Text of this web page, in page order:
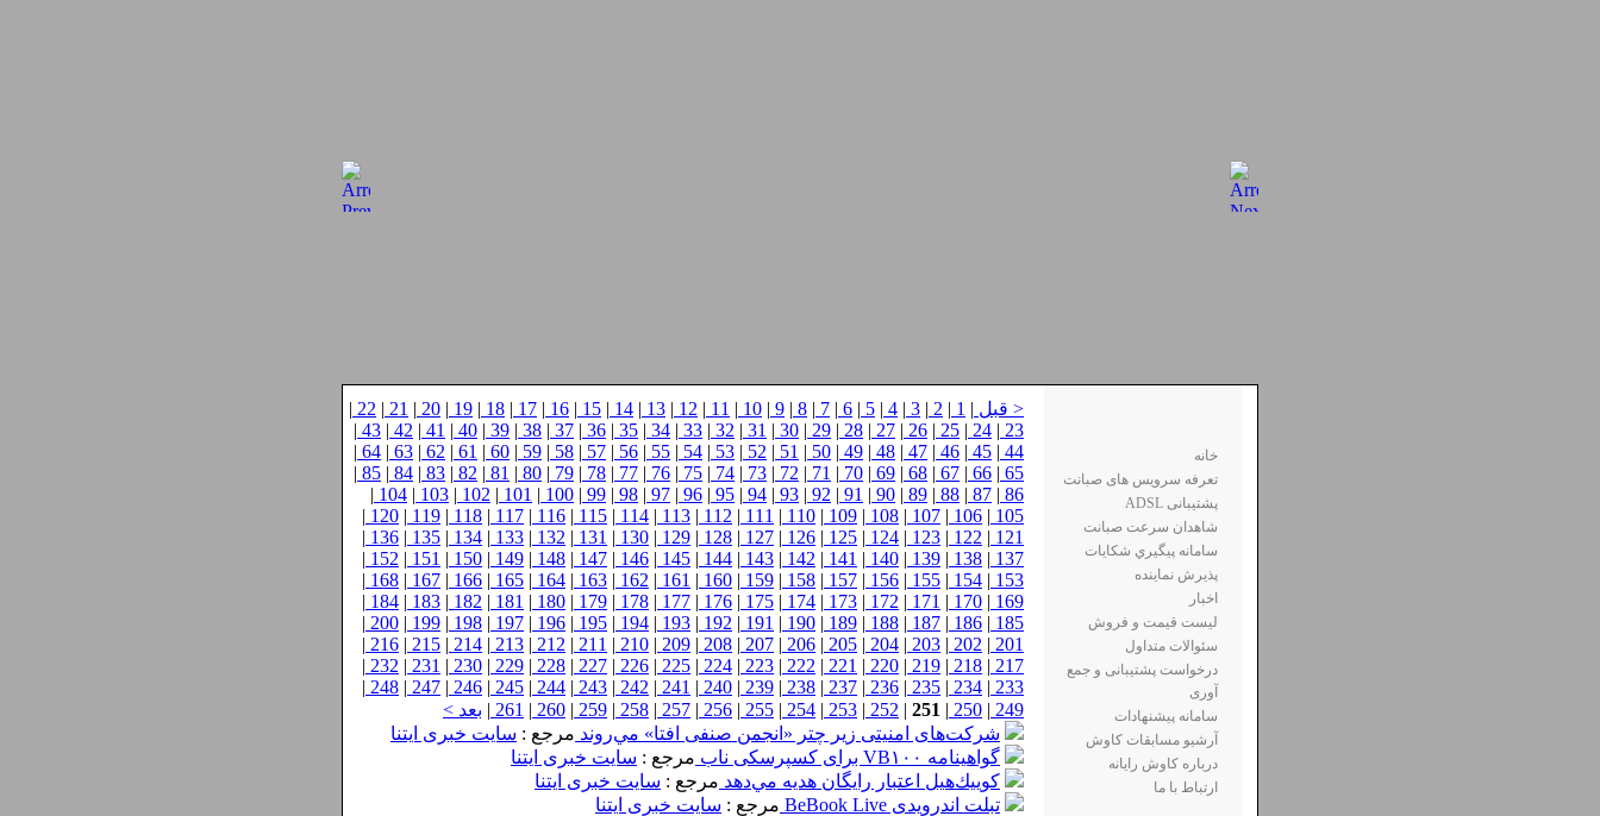
< قبل |
1
|
2
|
3
|
4
|
5
|
6
|
7
|
8
|
9
|
10
|
11
|
12
|
13
|
14
|
15
|
16
|
17
|
18
|
19
|
20
|
21
|
22
|
23
|
24
|
25
|
26
|
27
|
28
|
29
|
30
|
31
|
32
|
33
|
34
|
35
|
36
|
37
|
38
|
39
|
40
|
41
|
42
|
43
|
44
|
45
|
46
|
47
|
48
|
49
|
50
|
51
|
52
|
53
|
54
|
55
|
56
|
57
|
58
|
59
|
60
|
61
|
62
|
63
|
64
|
65
|
66
|
67
|
68
|
69
|
70
|
71
|
72
|
73
|
74
|
75
|
76
|
77
|
78
|
79
|
80
|
81
|
82
|
83
|
84
|
85
|
86
|
87
|
88
|
89
|
90
|
91
|
92
|
93
|
94
|
95
|
96
|
97
|
98
|
99
|
100
|
101
|
102
|
103
|
104
|
105
|
106
|
107
|
108
|
109
|
110
|
111
|
112
|
113
|
114
|
115
|
116
|
117
|
118
|
119
|
120
|
121
|
122
|
123
|
124
|
125
|
126
|
127
|
128
|
129
|
130
|
131
|
132
|
133
|
134
|
135
|
136
|
137
|
138
|
139
|
140
|
141
|
142
|
143
|
144
|
145
|
146
|
147
|
148
|
149
|
150
|
151
|
152
|
153
|
154
|
155
|
156
|
157
|
158
|
159
|
160
|
161
|
162
|
163
|
164
|
165
|
166
|
167
|
168
|
169
|
170
|
171
|
172
|
173
|
174
|
175
|
176
|
177
|
178
|
179
|
180
|
181
|
182
|
183
|
184
|
185
|
186
|
187
|
188
|
189
|
190
|
191
|
192
|
193
|
194
|
195
|
196
|
197
|
198
|
199
|
200
|
201
|
202
|
203
|
204
|
205
|
206
|
207
|
208
|
209
|
210
|
211
|
212
|
213
|
214
|
215
|
216
|
217
|
218
|
219
|
220
|
221
|
222
|
223
|
224
|
225
|
226
|
227
|
228
|
229
|
230
|
231
|
232
|
233
|
234
|
235
|
236
|
237
|
238
|
239
|
240
|
241
|
242
|
243
|
244
|
245
|
246
|
247
|
248
|
249
|
250
|
251
|
252
|
253
|
254
|
255
|
256
|
257
|
258
|
259
|
260
|
261
| بعد >
شرکت‌های امنیتی زیر چتر «انجمن صنفی افتا» مي‌روند مرجع : سایت خبری ایتنا
گواهینامه VB۱۰۰ برای کسپرسکی ناب
مرجع : سایت خبری ایتنا
كوييك‌هيل اعتبار رايگان هديه مي‌دهد مرجع : سایت خبری ایتنا
تبلت اندرویدی BeBook Live
مرجع : سایت خبری ایتنا
خانه
تعرفه سرویس های صبانت
ADSL پشتیبانی
شاهدان سرعت صبانت
سامانه پيگيري شكايات
پذيرش نماينده
اخبار
لیست قیمت و فروش
سئوالات متداول
درخواست پشتیبانی و جمع
آوری
سامانه پیشنهادات
آرشیو مسابقات کاوش
درباره کاوش رایانه
ارتباط با ما